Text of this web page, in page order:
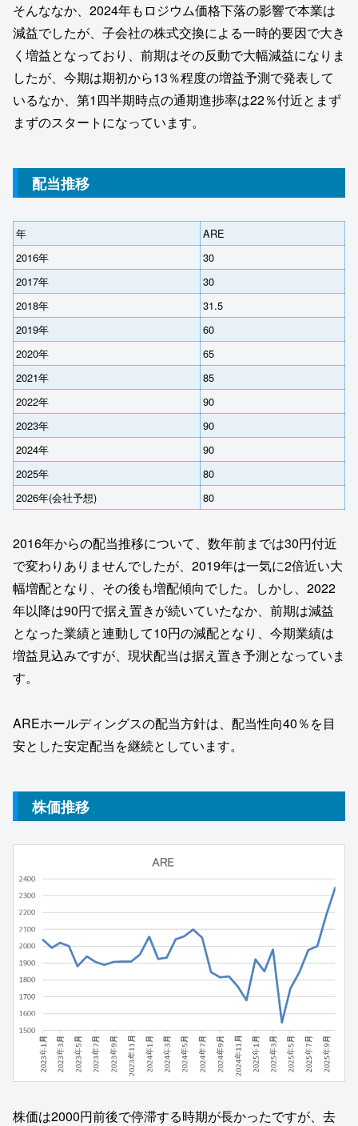
そんななか、2024年もロジウム価格下落の影響で本業は
減益でしたが、子会社の株式交換による一時的要因で大き
く増益となっており、前期はその反動で大幅減益になりま
したが、今期は期初から13％程度の増益予測で発表して
いるなか、第1四半期時点の通期進捗率は22％付近とまず
まずのスタートになっています。
配当推移
年
ARE
2016年
30
2017年
30
2018年
31.5
2019年
60
2020年
65
2021年
85
2022年
90
2023年
90
2024年
90
2025年
80
2026年(会社予想)
80
2016年からの配当推移について、数年前までは30円付近
で変わりありませんでしたが、2019年は一気に2倍近い大
幅増配となり、その後も増配傾向でした。しかし、2022
年以降は90円で据え置きが続いていたなか、前期は減益
となった業績と連動して10円の減配となり、今期業績は
増益見込みですが、現状配当は据え置き予測となっていま
す。
AREホールディングスの配当方針は、配当性向40％を目
安とした安定配当を継続としています。
株価推移
株価は2000円前後で停滞する時期が長かったですが、去